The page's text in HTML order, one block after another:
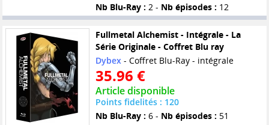
Nb Blu-Ray : 2 - Nb épisodes : 12
Fullmetal Alchemist - Intégrale - La
Série Originale - Coffret Blu ray
Dybex- Coffret Blu-Ray - intégrale
35.96 €
Article disponible
Points fidelités : 120
Nb Blu-Ray : 6 - Nb épisodes : 51